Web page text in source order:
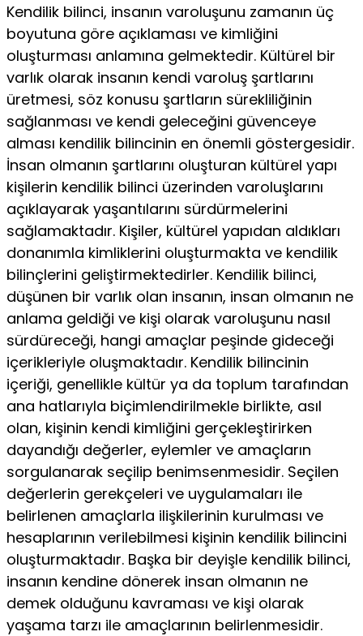
Kendilik bilinci, insanın varoluşunu zamanın üç
boyutuna göre açıklaması ve kimliğini
oluşturması anlamına gelmektedir. Kültürel bir
varlık olarak insanın kendi varoluş şartlarını
üretmesi, söz konusu şartların sürekliliğinin
sağlanması ve kendi geleceğini güvenceye
alması kendilik bilincinin en önemli göstergesidir.
İnsan olmanın şartlarını oluşturan kültürel yapı
kişilerin kendilik bilinci üzerinden varoluşlarını
açıklayarak yaşantılarını sürdürmelerini
sağlamaktadır. Kişiler, kültürel yapıdan aldıkları
donanımla kimliklerini oluşturmakta ve kendilik
bilinçlerini geliştirmektedirler. Kendilik bilinci,
düşünen bir varlık olan insanın, insan olmanın ne
anlama geldiği ve kişi olarak varoluşunu nasıl
sürdüreceği, hangi amaçlar peşinde gideceği
içerikleriyle oluşmaktadır. Kendilik bilincinin
içeriği, genellikle kültür ya da toplum tarafından
ana hatlarıyla biçimlendirilmekle birlikte, asıl
olan, kişinin kendi kimliğini gerçekleştirirken
dayandığı değerler, eylemler ve amaçların
sorgulanarak seçilip benimsenmesidir. Seçilen
değerlerin gerekçeleri ve uygulamaları ile
belirlenen amaçlarla ilişkilerinin kurulması ve
hesaplarının verilebilmesi kişinin kendilik bilincini
oluşturmaktadır. Başka bir deyişle kendilik bilinci,
insanın kendine dönerek insan olmanın ne
demek olduğunu kavraması ve kişi olarak
yaşama tarzı ile amaçlarının belirlenmesidir.